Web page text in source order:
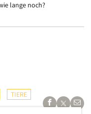
lange noch?
TIERE